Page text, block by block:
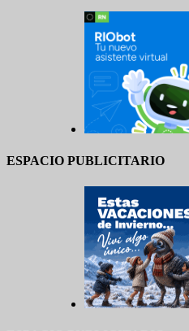
ESPACIO PUBLICITARIO